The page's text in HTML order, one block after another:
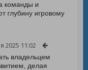
команды и
глубину игровому
2025 11:02
владельцем
делая